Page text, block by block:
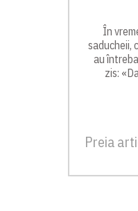
În
saducheii,
au
zis:
Preia